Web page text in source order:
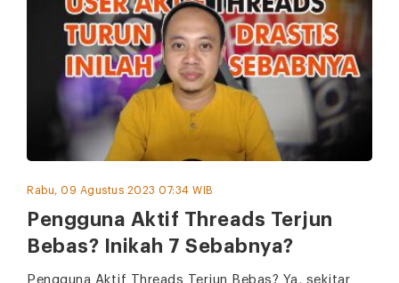
Rabu, 09 Agustus 2023 07:34 WIB
Pengguna Aktif Threads Terjun
Bebas? Inikah 7 Sebabnya?
Pengguna Aktif Threads Terjun Bebas? Ya, sekitar